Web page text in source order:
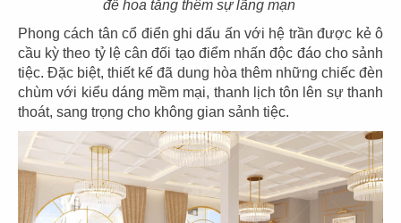
đề hoa tăng thêm sự lãng mạn
Phong cách tân cổ điển ghi dấu ấn với hệ trần được kẻ ô
cầu kỳ theo tỷ lệ cân đối tạo điểm nhấn độc đáo cho sảnh
tiệc. Đặc biệt, thiết kế đã dung hòa thêm những chiếc đèn
chùm với kiểu dáng mềm mại, thanh lịch tôn lên sự thanh
thoát, sang trọng cho không gian sảnh tiệc.
49
BAOZ DIMSUM
CN Thuận Kiều - Q.5
50
BAOZ DIMSUM
CN Lê Đại Hành - Q.11